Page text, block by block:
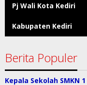
Pj Wali Kota Kediri
Kabupaten Kediri
Berita Populer
Kepala Sekolah SMKN